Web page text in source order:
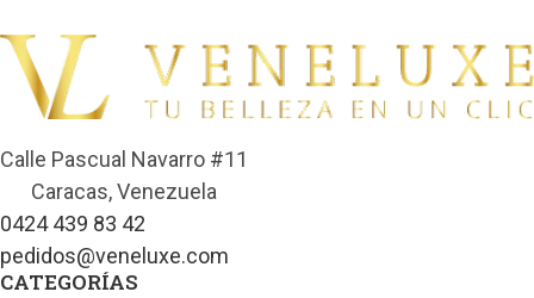
Calle Pascual Navarro #11
Caracas, Venezuela
0424 439 83 42
pedidos@veneluxe.com
CATEGORÍAS